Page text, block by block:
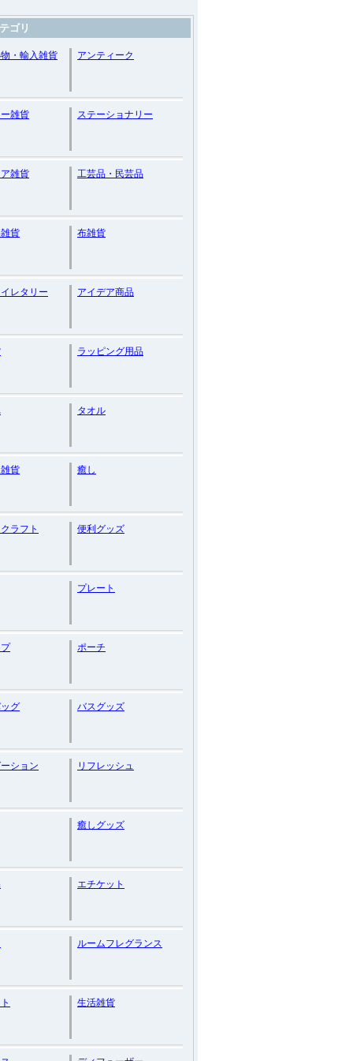
ゴリ
・輸入雑貨 アンティーク
雑貨 ステーショナリー
雑貨 工芸品・民芸品
貨 布雑貨
レタリー アイデア商品
ラッピング用品
タオル
貨 癒し
ラフト 便利グッズ
プレート
ポーチ
グ バスグッズ
ション リフレッシュ
癒しグッズ
エチケット
ルームフレグランス
生活雑貨